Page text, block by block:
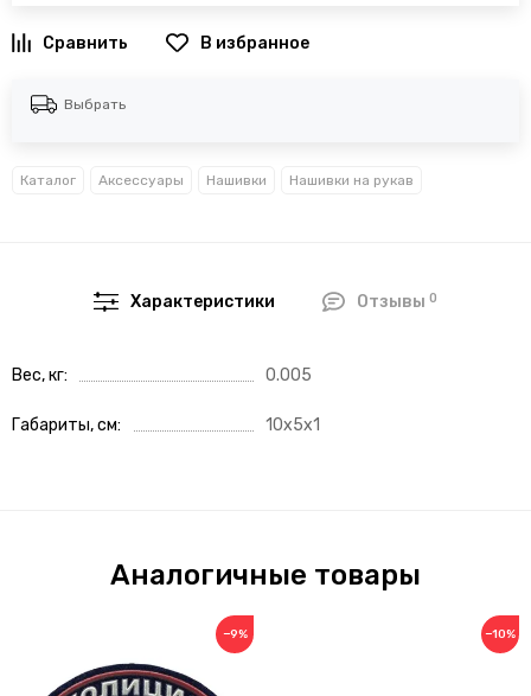
В избранное
Выбрать
Каталог Аксессуары Нашивки Нашивки на рукав
Характеристики Отзывы 0
Вес, кг 0.005
Габариты, см 10x5x1
Аналогичные товары
−9% −10%